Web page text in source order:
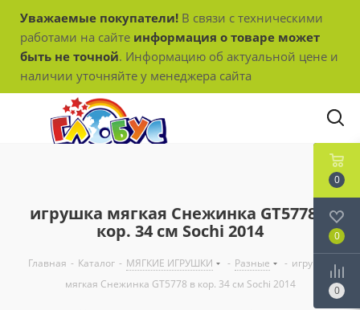
Уважаемые покупатели! В связи с техническими
работами на сайте информация о товаре может
быть не точной. Информацию об актуальной цене и
наличии уточняйте у менеджера сайта
игрушка мягкая Снежинка GT5778 в
кор. 34 см Sochi 2014
Главная - Каталог - МЯГКИЕ ИГРУШКИ - Разные - игрушка
мягкая Снежинка GT5778 в кор. 34 см Sochi 2014
0
0
0